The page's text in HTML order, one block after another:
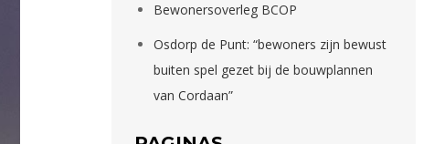
Bewonersoverleg BCOP
Osdorp de Punt: “bewoners zijn bewust
buiten spel gezet bij de bouwplannen
van Cordaan”